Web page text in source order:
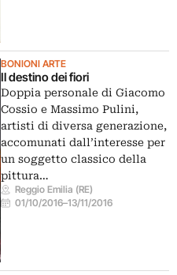
BONIONI ARTE
Il destino dei fiori
Doppia personale di Giacomo
Cossio e Massimo Pulini,
artisti di diversa generazione,
accomunati dall’interesse per
un soggetto classico della
pittura…
Reggio Emilia (RE)
01/10/2016–13/11/2016